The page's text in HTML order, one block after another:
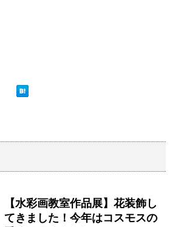
【水彩画教室作品展】花装飾し
てきました！今年はコスモスの